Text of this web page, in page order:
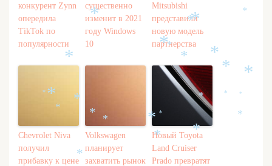
конкурент Zynn
опередила
TikTok по
популярности
существенно
изменит в 2021
году Windows
10
Mitsubishi
представили
новую модель
партнерства
Chevrolet Niva
получил
прибавку к цене
Volkswagen
планирует
захватить рынок
Новый Toyota
Land Cruiser
Prado превратят
*
* *
*
*
*
*
*
*
*
*
*
*
*
*
*
*
*
*
*
*
*
*
*
*